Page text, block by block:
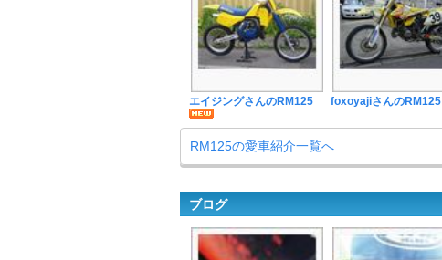
エイジングさんのRM125 foxoyajiさんのRM125
RM125の愛車紹介一覧へ
ブログ